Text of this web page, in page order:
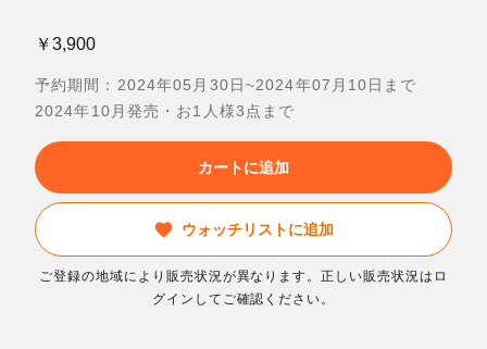
￥3,900
予約期間：2024年05月30日~2024年07月10日まで
2024年10月発売・お1人様3点まで
カートに追加
ウォッチリストに追加
ご登録の地域により販売状況が異なります。正しい販売状況はロ
グインしてご確認ください。